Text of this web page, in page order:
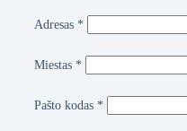
Adresas *
Miestas *
Pašto kodas *